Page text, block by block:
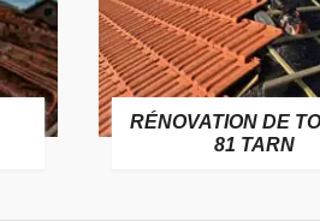
RÉNOVATION DE
81 TARN